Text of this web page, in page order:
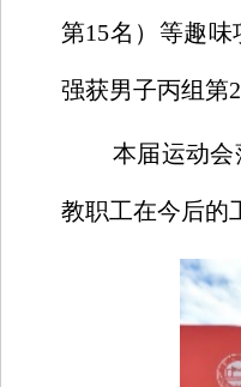
第15名）等趣
强获男子丙组第
本届运动
教职工在今后的